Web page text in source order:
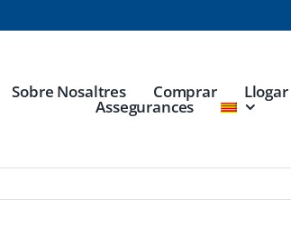
Sobre Nosaltres Comprar Llogar
Assegurances